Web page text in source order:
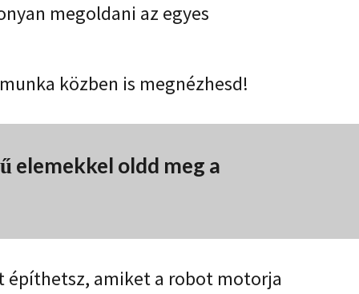
megoldani az egyes
közben is megnézhesd!
elemekkel oldd meg a
építhetsz, amiket a robot motorja